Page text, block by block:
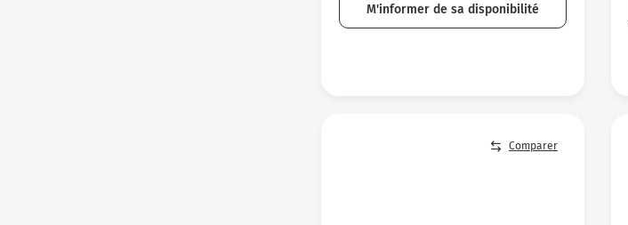
M'informer de sa disponibilité
Comparer